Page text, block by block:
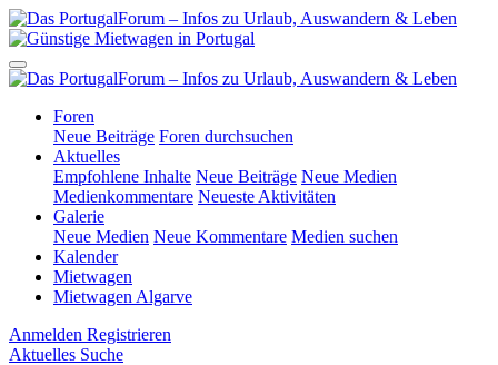
Foren
Neue Beiträge Foren durchsuchen
Aktuelles
Empfohlene Inhalte Neue Beiträge Neue Medien
Medienkommentare Neueste Aktivitäten
Galerie
Neue Medien Neue Kommentare Medien suchen
Kalender
Mietwagen
Mietwagen Algarve
Anmelden Registrieren
Aktuelles Suche